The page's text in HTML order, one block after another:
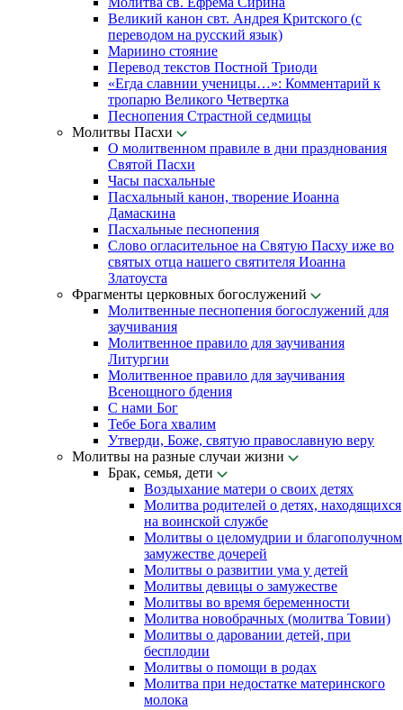
Великий канон свт. Андрея Критского (с
переводом на русский язык)
Мариино стояние
Перевод текстов Постной Триоди
«Егда славнии ученицы…»: Комментарий к
тропарю Великого Четвертка
Песнопения Страстной седмицы
Молитвы Пасхи
О молитвенном правиле в дни празднования
Святой Пасхи
Часы пасхальные
Пасхальный канон, творение Иоанна
Дамаскина
Пасхальные песнопения
Слово огласительное на Святую Пасху иже во
святых отца нашего святителя Иоанна
Златоуста
Фрагменты церковных богослужений
Молитвенные песнопения богослужений для
заучивания
Молитвенное правило для заучивания
Литургии
Молитвенное правило для заучивания
Всенощного бдения
С нами Бог
Тебе Бога хвалим
Утверди, Боже, святую православную веру
Молитвы на разные случаи жизни
Брак, семья, дети
Воздыхание матери о своих детях
Молитва родителей о детях, находящихся
на воинской службе
Молитвы о целомудрии и благополучном
замужестве дочерей
Молитвы о развитии ума у детей
Молитвы девицы о замужестве
Молитвы во время беременности
Молитва новобрачных (молитва Товии)
Молитвы о даровании детей, при
бесплодии
Молитвы о помощи в родах
Молитва при недостатке материнского
молока